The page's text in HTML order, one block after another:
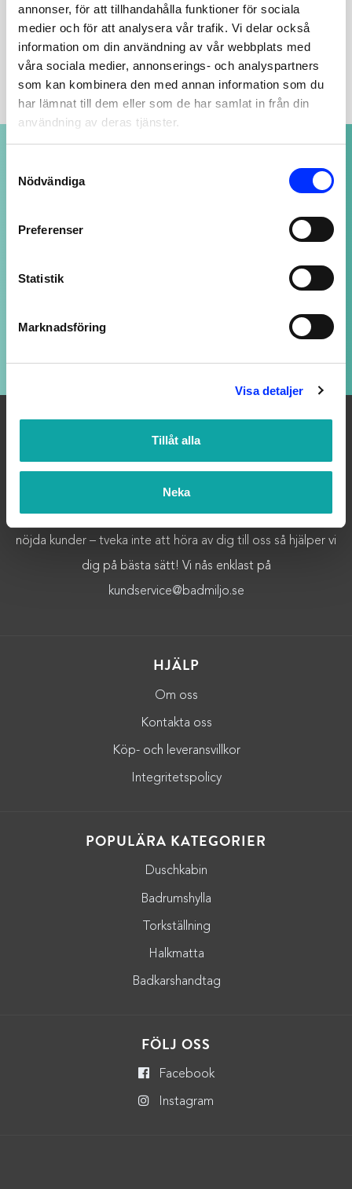
annonser, för att tillhandahålla funktioner för sociala
medier och för att analysera vår trafik. Vi delar också
information om din användning av vår webbplats med
våra sociala medier, annonserings- och analyspartners
som kan kombinera den med annan information som du
har lämnat till dem eller som de har samlat in från din
användning av deras tjänster.
Selection
Nödvändiga
Preferenser
Statistik
Marknadsföring
Visa detaljer
Tillåt alla
Neka
BESKRIVNING
YTTERLIGARE INFORMATION
SUPPORT ALLTID ÖPPEN
kvällar och helger, fast med längre svarstid.
Upp till 20% rabatt för medlemmar
OM OSS
Välkommen till Badmiljö! Här hittar du Badrumstillbehör och
Badrumsinredning av högsta kvalitet.Vi strävar alltid efter
nöjda kunder – tveka inte att höra av dig till oss så hjälper vi
dig på bästa sätt! Vi nås enklast på
kundservice@badmiljo.se
HJÄLP
Om oss
Kontakta oss
Köp- och leveransvillkor
Integritetspolicy
POPULÄRA KATEGORIER
Duschkabin
Badrumshylla
Torkställning
Halkmatta
Badkarshandtag
FÖLJ OSS
Facebook
Instagram